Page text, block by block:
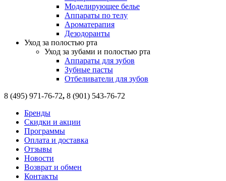
Моделирующее белье
Аппараты по телу
Ароматерапия
Дезодоранты
Уход за полостью рта
Уход за зубами и полостью рта
Аппараты для зубов
Зубные пасты
Отбеливатели для зубов
8 (495) 971-76-72, 8 (901) 543-76-72
Бренды
Скидки и акции
Программы
Оплата и доставка
Отзывы
Новости
Возврат и обмен
Контакты